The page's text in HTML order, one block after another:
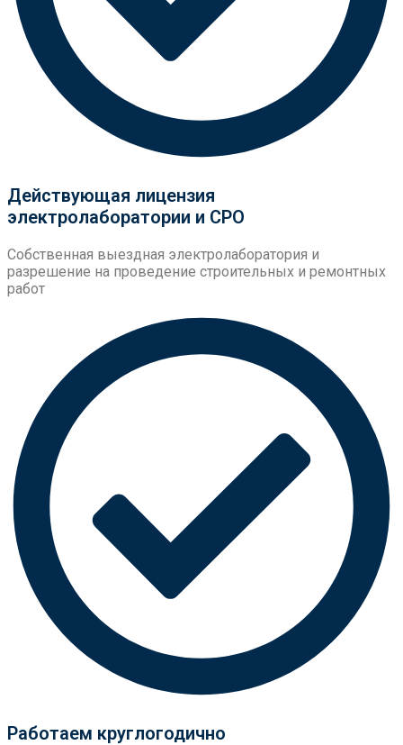
Действующая лицензия
электролаборатории и СРО
Собственная выездная электролаборатория и
разрешение на проведение строительных и ремонтных
работ
Работаем круглогодично